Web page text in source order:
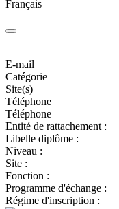
Français
E-mail
Catégorie
Site(s)
Téléphone
Téléphone
Entité de rattachement :
Libelle diplôme :
Niveau :
Site :
Fonction :
Programme d'échange :
Régime d'inscription :